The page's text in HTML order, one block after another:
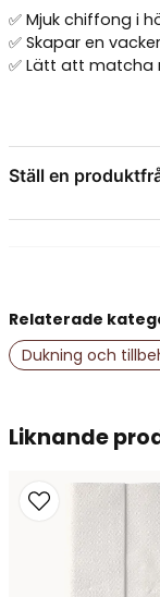
✅ Mjuk chiffong i
✅ Skapar en
✅ Lätt att matcha
Ställ en
name
Namn
email
Mejladress
Ja, ni får
Liknande
Relaterade
Dukning och